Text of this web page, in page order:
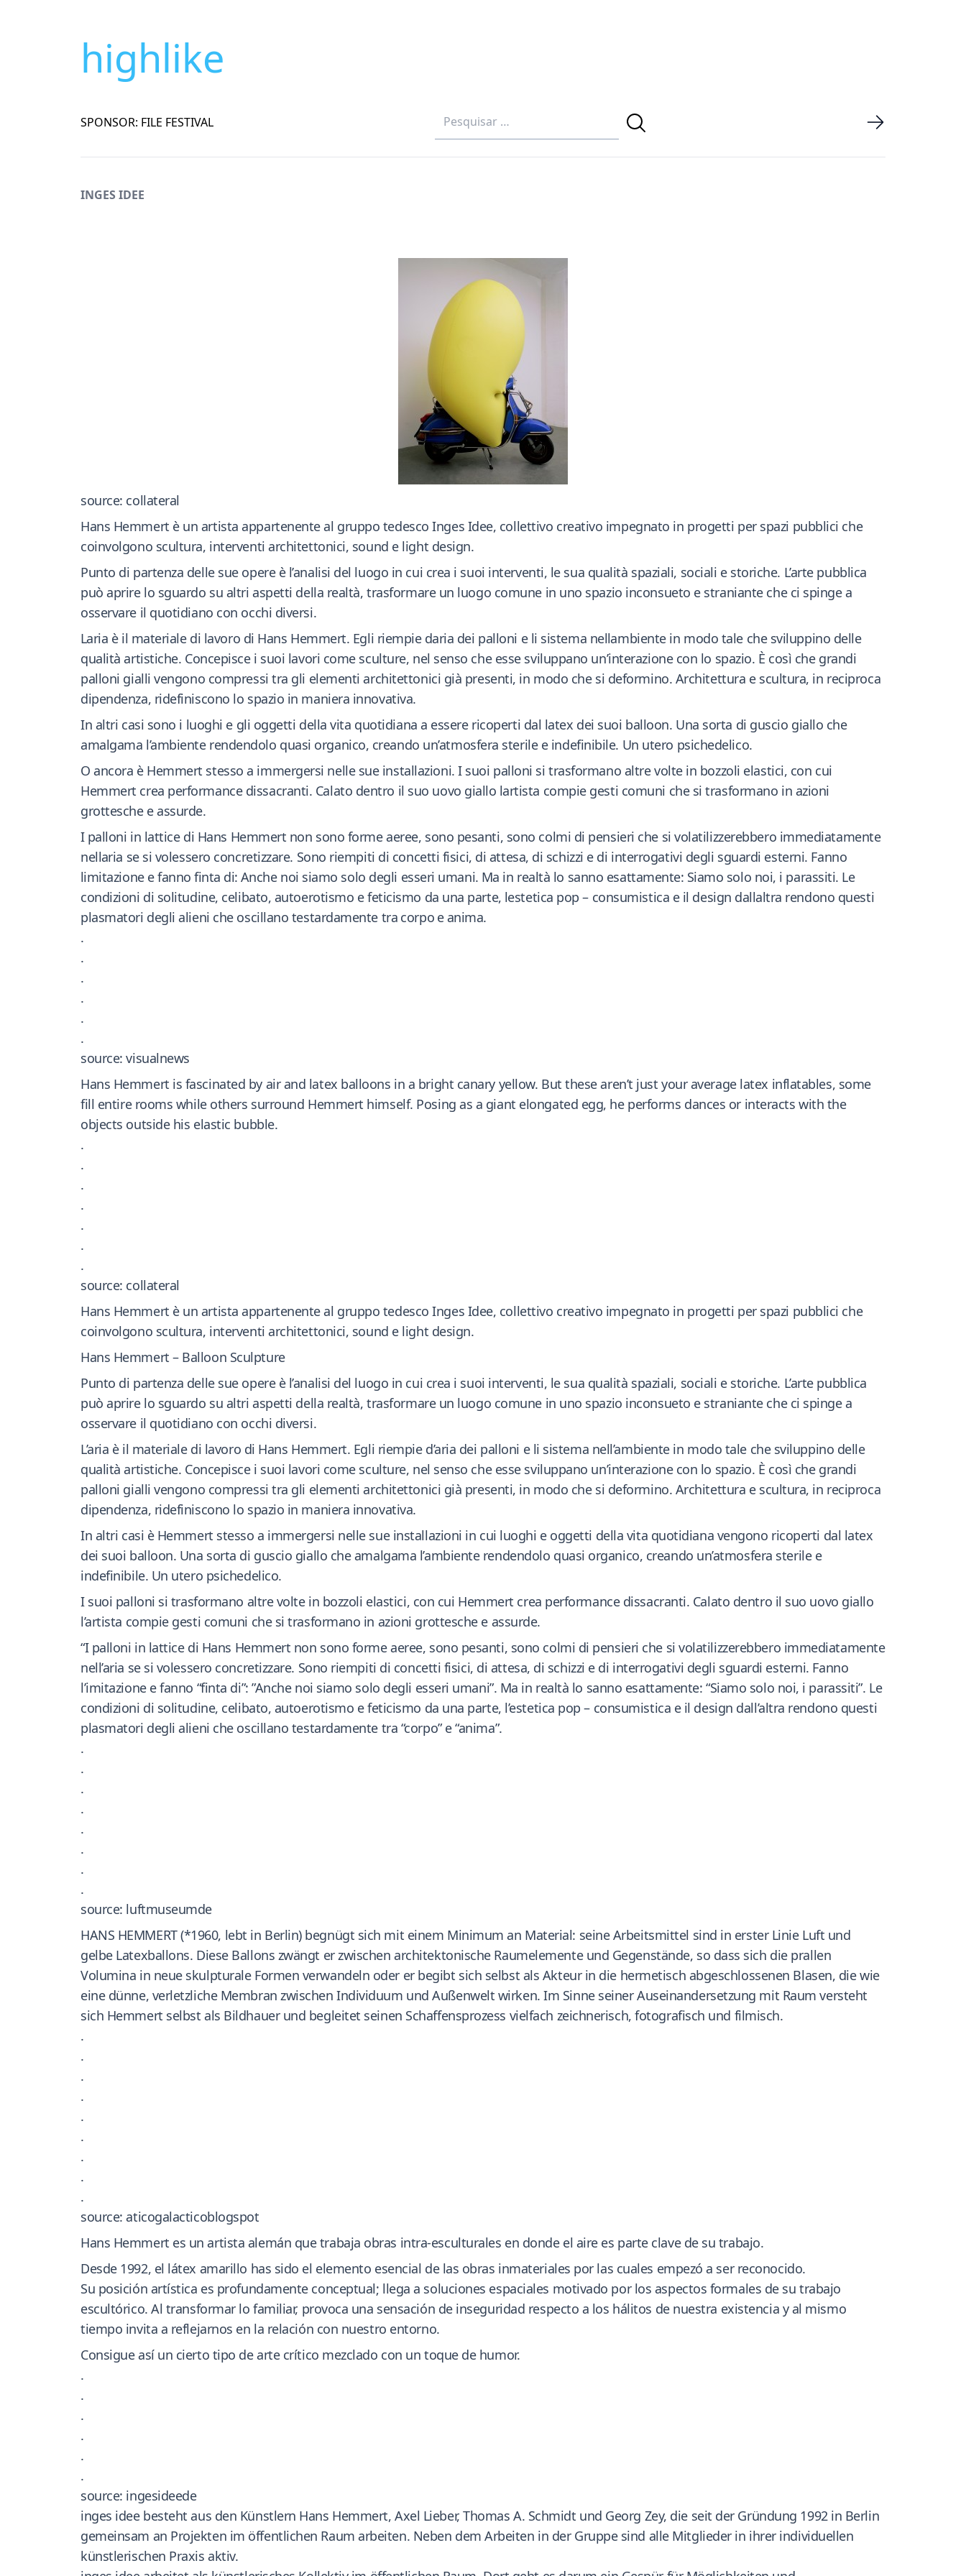
highlike
SPONSOR: FILE FESTIVAL
INGES IDEE
source: collateral
Hans Hemmert è un artista appartenente al gruppo tedesco Inges Idee, collettivo creativo impegnato in progetti per spazi pubblici che
coinvolgono scultura, interventi architettonici, sound e light design.
Punto di partenza delle sue opere è l’analisi del luogo in cui crea i suoi interventi, le sua qualità spaziali, sociali e storiche. L’arte pubblica
può aprire lo sguardo su altri aspetti della realtà, trasformare un luogo comune in uno spazio inconsueto e straniante che ci spinge a
osservare il quotidiano con occhi diversi.
Laria è il materiale di lavoro di Hans Hemmert. Egli riempie daria dei palloni e li sistema nellambiente in modo tale che sviluppino delle
qualità artistiche. Concepisce i suoi lavori come sculture, nel senso che esse sviluppano un’interazione con lo spazio. È così che grandi
palloni gialli vengono compressi tra gli elementi architettonici già presenti, in modo che si deformino. Architettura e scultura, in reciproca
dipendenza, ridefiniscono lo spazio in maniera innovativa.
In altri casi sono i luoghi e gli oggetti della vita quotidiana a essere ricoperti dal latex dei suoi balloon. Una sorta di guscio giallo che
amalgama l’ambiente rendendolo quasi organico, creando un’atmosfera sterile e indefinibile. Un utero psichedelico.
O ancora è Hemmert stesso a immergersi nelle sue installazioni. I suoi palloni si trasformano altre volte in bozzoli elastici, con cui
Hemmert crea performance dissacranti. Calato dentro il suo uovo giallo lartista compie gesti comuni che si trasformano in azioni
grottesche e assurde.
I palloni in lattice di Hans Hemmert non sono forme aeree, sono pesanti, sono colmi di pensieri che si volatilizzerebbero immediatamente
nellaria se si volessero concretizzare. Sono riempiti di concetti fisici, di attesa, di schizzi e di interrogativi degli sguardi esterni. Fanno
limitazione e fanno finta di: Anche noi siamo solo degli esseri umani. Ma in realtà lo sanno esattamente: Siamo solo noi, i parassiti. Le
condizioni di solitudine, celibato, autoerotismo e feticismo da una parte, lestetica pop – consumistica e il design dallaltra rendono questi
plasmatori degli alieni che oscillano testardamente tra corpo e anima.
.
.
.
.
.
.
source: visualnews
Hans Hemmert is fascinated by air and latex balloons in a bright canary yellow. But these aren’t just your average latex inflatables, some
fill entire rooms while others surround Hemmert himself. Posing as a giant elongated egg, he performs dances or interacts with the
objects outside his elastic bubble.
.
.
.
.
.
.
.
source: collateral
Hans Hemmert è un artista appartenente al gruppo tedesco Inges Idee, collettivo creativo impegnato in progetti per spazi pubblici che
coinvolgono scultura, interventi architettonici, sound e light design.
Hans Hemmert – Balloon Sculpture
Punto di partenza delle sue opere è l’analisi del luogo in cui crea i suoi interventi, le sua qualità spaziali, sociali e storiche. L’arte pubblica
può aprire lo sguardo su altri aspetti della realtà, trasformare un luogo comune in uno spazio inconsueto e straniante che ci spinge a
osservare il quotidiano con occhi diversi.
L’aria è il materiale di lavoro di Hans Hemmert. Egli riempie d’aria dei palloni e li sistema nell’ambiente in modo tale che sviluppino delle
qualità artistiche. Concepisce i suoi lavori come sculture, nel senso che esse sviluppano un’interazione con lo spazio. È così che grandi
palloni gialli vengono compressi tra gli elementi architettonici già presenti, in modo che si deformino. Architettura e scultura, in reciproca
dipendenza, ridefiniscono lo spazio in maniera innovativa.
In altri casi è Hemmert stesso a immergersi nelle sue installazioni in cui luoghi e oggetti della vita quotidiana vengono ricoperti dal latex
dei suoi balloon. Una sorta di guscio giallo che amalgama l’ambiente rendendolo quasi organico, creando un’atmosfera sterile e
indefinibile. Un utero psichedelico.
I suoi palloni si trasformano altre volte in bozzoli elastici, con cui Hemmert crea performance dissacranti. Calato dentro il suo uovo giallo
l’artista compie gesti comuni che si trasformano in azioni grottesche e assurde.
“I palloni in lattice di Hans Hemmert non sono forme aeree, sono pesanti, sono colmi di pensieri che si volatilizzerebbero immediatamente
nell’aria se si volessero concretizzare. Sono riempiti di concetti fisici, di attesa, di schizzi e di interrogativi degli sguardi esterni. Fanno
l’imitazione e fanno “finta di”: ”Anche noi siamo solo degli esseri umani”. Ma in realtà lo sanno esattamente: “Siamo solo noi, i parassiti”. Le
condizioni di solitudine, celibato, autoerotismo e feticismo da una parte, l’estetica pop – consumistica e il design dall’altra rendono questi
plasmatori degli alieni che oscillano testardamente tra “corpo” e “anima”.
.
.
.
.
.
.
.
.
source: luftmuseumde
HANS HEMMERT (*1960, lebt in Berlin) begnügt sich mit einem Minimum an Material: seine Arbeitsmittel sind in erster Linie Luft und
gelbe Latexballons. Diese Ballons zwängt er zwischen architektonische Raumelemente und Gegenstände, so dass sich die prallen
Volumina in neue skulpturale Formen verwandeln oder er begibt sich selbst als Akteur in die hermetisch abgeschlossenen Blasen, die wie
eine dünne, verletzliche Membran zwischen Individuum und Außenwelt wirken. Im Sinne seiner Auseinandersetzung mit Raum versteht
sich Hemmert selbst als Bildhauer und begleitet seinen Schaffensprozess vielfach zeichnerisch, fotografisch und filmisch.
.
.
.
.
.
.
.
.
.
source: aticogalacticoblogspot
Hans Hemmert es un artista alemán que trabaja obras intra-esculturales en donde el aire es parte clave de su trabajo.
Desde 1992, el látex amarillo has sido el elemento esencial de las obras inmateriales por las cuales empezó a ser reconocido.
Su posición artística es profundamente conceptual; llega a soluciones espaciales motivado por los aspectos formales de su trabajo
escultórico. Al transformar lo familiar, provoca una sensación de inseguridad respecto a los hálitos de nuestra existencia y al mismo
tiempo invita a reflejarnos en la relación con nuestro entorno.
Consigue así un cierto tipo de arte crítico mezclado con un toque de humor.
.
.
.
.
.
.
source: ingesideede
inges idee besteht aus den Künstlern Hans Hemmert, Axel Lieber, Thomas A. Schmidt und Georg Zey, die seit der Gründung 1992 in Berlin
gemeinsam an Projekten im öffentlichen Raum arbeiten. Neben dem Arbeiten in der Gruppe sind alle Mitglieder in ihrer individuellen
künstlerischen Praxis aktiv.